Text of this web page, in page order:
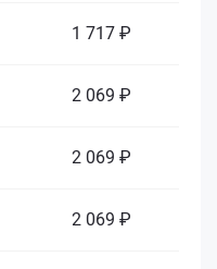
1 717 ₽
2 069 ₽
2 069 ₽
2 069 ₽